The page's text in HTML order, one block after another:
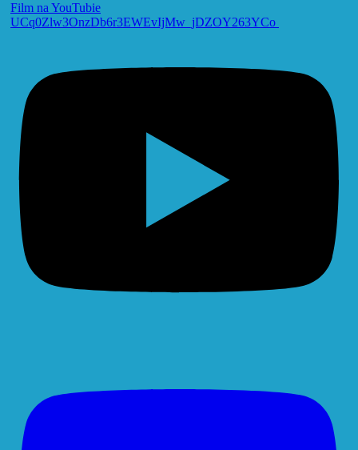
Film na YouTubie
UCq0Zlw3OnzDb6r3EWEvIjMw_jDZOY263YCo